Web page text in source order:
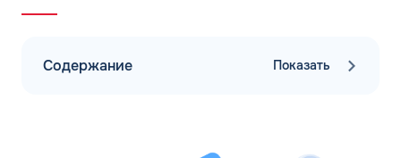
Содержание Показать